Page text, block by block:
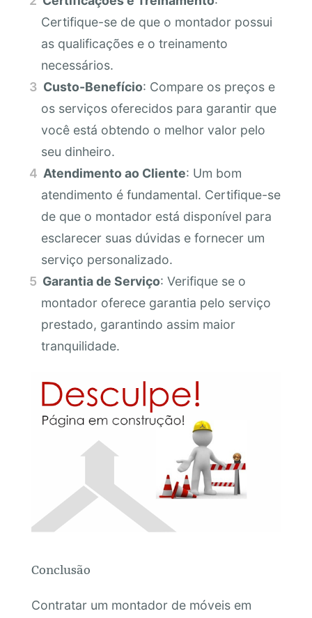
Certifique-se de que o montador possui
as qualificações e o treinamento
necessários.
Custo-Benefício: Compare os preços e
os serviços oferecidos para garantir que
você está obtendo o melhor valor pelo
seu dinheiro.
Atendimento ao Cliente: Um bom
atendimento é fundamental. Certifique-se
de que o montador está disponível para
esclarecer suas dúvidas e fornecer um
serviço personalizado.
Garantia de Serviço: Verifique se o
montador oferece garantia pelo serviço
prestado, garantindo assim maior
tranquilidade.
Conclusão
Contratar um montador de móveis em